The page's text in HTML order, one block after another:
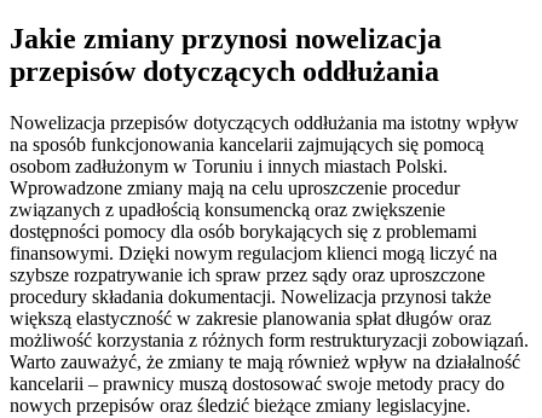
Jakie zmiany przynosi nowelizacja
przepisów dotyczących oddłużania
Nowelizacja przepisów dotyczących oddłużania ma istotny wpływ
na sposób funkcjonowania kancelarii zajmujących się pomocą
osobom zadłużonym w Toruniu i innych miastach Polski.
Wprowadzone zmiany mają na celu uproszczenie procedur
związanych z upadłością konsumencką oraz zwiększenie
dostępności pomocy dla osób borykających się z problemami
finansowymi. Dzięki nowym regulacjom klienci mogą liczyć na
szybsze rozpatrywanie ich spraw przez sądy oraz uproszczone
procedury składania dokumentacji. Nowelizacja przynosi także
większą elastyczność w zakresie planowania spłat długów oraz
możliwość korzystania z różnych form restrukturyzacji zobowiązań.
Warto zauważyć, że zmiany te mają również wpływ na działalność
kancelarii – prawnicy muszą dostosować swoje metody pracy do
nowych przepisów oraz śledzić bieżące zmiany legislacyjne.